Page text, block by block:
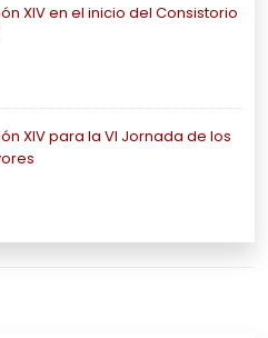
XIV en el inicio del Consistorio
XIV para la VI Jornada de los